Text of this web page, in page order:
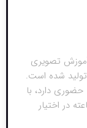
تصویری
شده است.
حضوری دارد، با
که این دوره‌ها به صورت 24 ساعته در اختیار